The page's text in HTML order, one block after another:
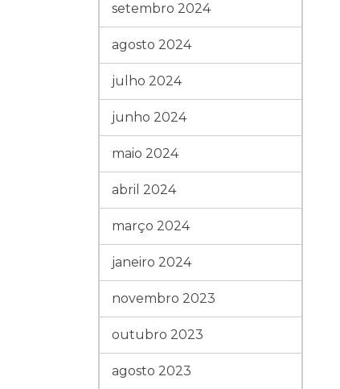
setembro 2024
agosto 2024
julho 2024
junho 2024
maio 2024
abril 2024
março 2024
janeiro 2024
novembro 2023
outubro 2023
agosto 2023